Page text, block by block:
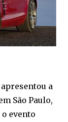
a
São Paulo,
evento